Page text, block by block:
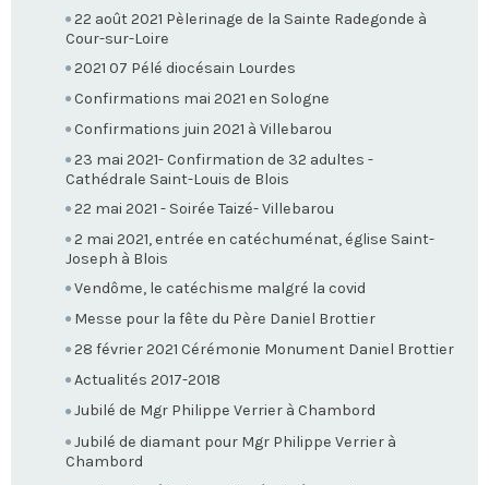
22 août 2021 Pèlerinage de la Sainte Radegonde à
Cour-sur-Loire
2021 07 Pélé diocésain Lourdes
Confirmations mai 2021 en Sologne
Confirmations juin 2021 à Villebarou
23 mai 2021- Confirmation de 32 adultes -
Cathédrale Saint-Louis de Blois
22 mai 2021 - Soirée Taizé- Villebarou
2 mai 2021, entrée en catéchuménat, église Saint-
Joseph à Blois
Vendôme, le catéchisme malgré la covid
Messe pour la fête du Père Daniel Brottier
28 février 2021 Cérémonie Monument Daniel Brottier
Actualités 2017-2018
Jubilé de Mgr Philippe Verrier à Chambord
Jubilé de diamant pour Mgr Philippe Verrier à
Chambord